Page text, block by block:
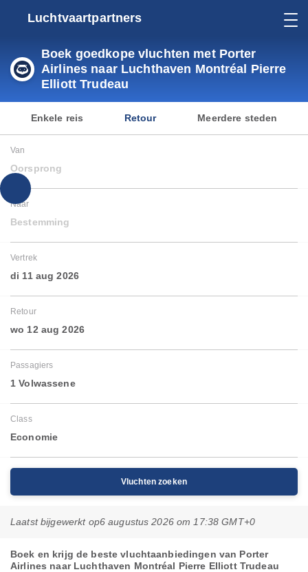
Luchtvaartpartners
Boek goedkope vluchten met Porter
Airlines naar Luchthaven Montréal Pierre
Elliott Trudeau
Enkele reis Retour Meerdere steden
Van
Oorsprong
Naar
Bestemming
Vertrek
di 11 aug 2026
Retour
wo 12 aug 2026
Passagiers
1 Volwassene
Class
Economie
Vluchten zoeken
Laatst bijgewerkt op6 augustus 2026 om 17:38 GMT+0
Boek en krijg de beste vluchtaanbiedingen van Porter
Airlines naar Luchthaven Montréal Pierre Elliott Trudeau